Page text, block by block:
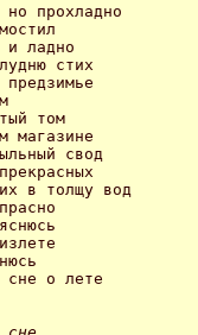
прохладно
и ладно
стих
том
магазине
свод
в толщу вод
сне о лете